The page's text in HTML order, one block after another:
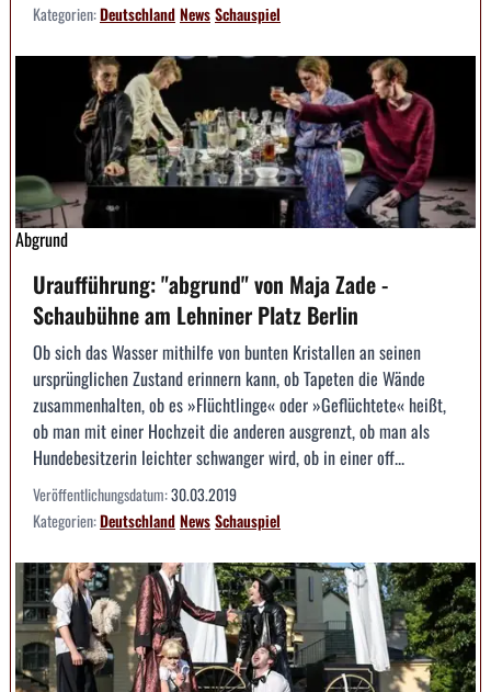
Kategorien:DeutschlandNewsSchauspiel
Abgrund
Uraufführung: "abgrund" von Maja Zade -
Schaubühne am Lehniner Platz Berlin
Ob sich das Wasser mithilfe von bunten Kristallen an seinen
ursprünglichen Zustand erinnern kann, ob Tapeten die Wände
zusammenhalten, ob es »Flüchtlinge« oder »Geflüchtete« heißt,
ob man mit einer Hochzeit die anderen ausgrenzt, ob man als
Hundebesitzerin leichter schwanger wird, ob in einer off...
Veröffentlichungsdatum:30.03.2019
Kategorien:DeutschlandNewsSchauspiel